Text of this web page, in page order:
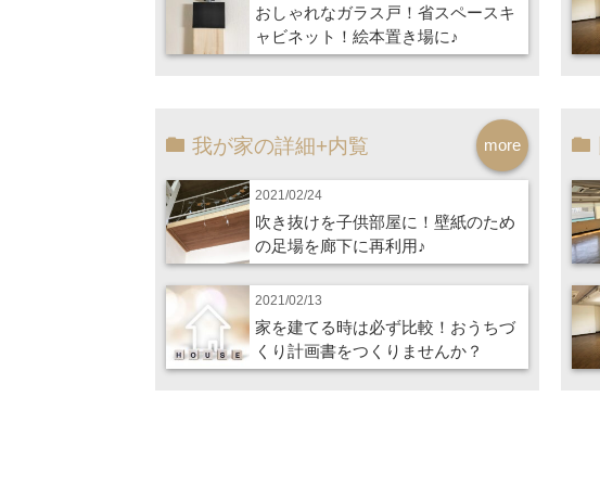
おしゃれなガラス戸！省スペースキ
ャビネット！絵本置き場に♪
more
我が家の詳細+内覧
2021/02/24
吹き抜けを子供部屋に！壁紙のため
の足場を廊下に再利用♪
2021/02/13
家を建てる時は必ず比較！おうちづ
くり計画書をつくりませんか？